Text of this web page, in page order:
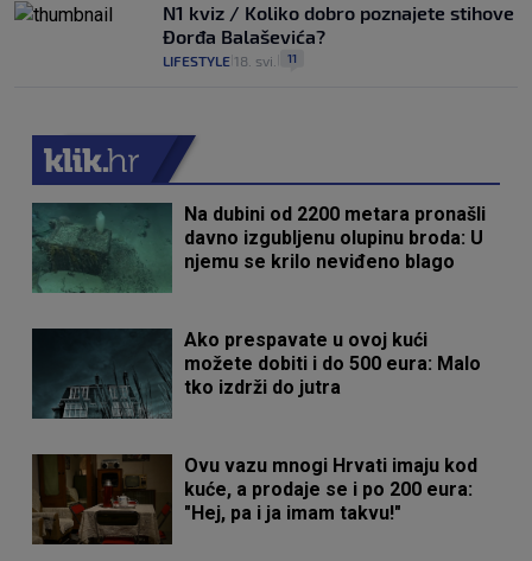
N1 kviz / Koliko dobro poznajete stihove
Đorđa Balaševića?
LIFESTYLE 18. svi. 11
Na dubini od 2200 metara pronašli
davno izgubljenu olupinu broda: U
njemu se krilo neviđeno blago
Ako prespavate u ovoj kući
možete dobiti i do 500 eura: Malo
tko izdrži do jutra
Ovu vazu mnogi Hrvati imaju kod
kuće, a prodaje se i po 200 eura:
"Hej, pa i ja imam takvu!"